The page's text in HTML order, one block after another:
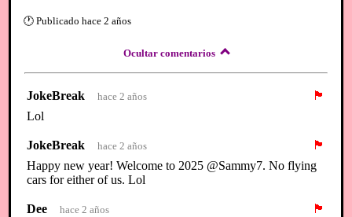
🕐 Publicado hace 2 años
Ocultar comentarios
JokeBreak hace 2 años
🏴
Lol
JokeBreak hace 2 años
🏴
Happy new year! Welcome to 2025 @Sammy7. No flying
cars for either of us. Lol
Dee hace 2 años
🏴